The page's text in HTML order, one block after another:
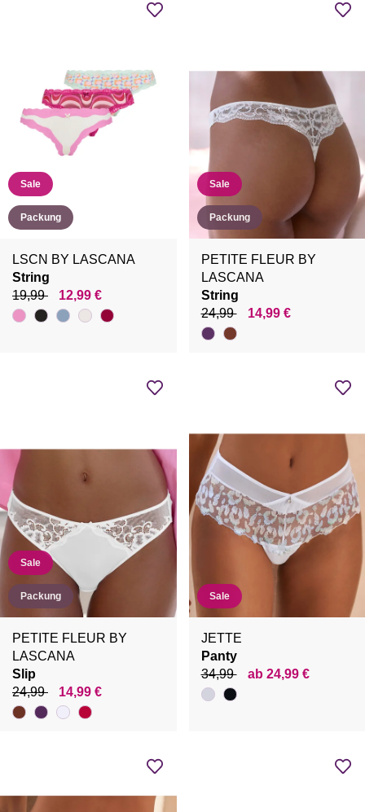
Sale
Packung
LSCN BY LASCANA
String
19,99
12,99 €
Sale
Packung
PETITE FLEUR BY
LASCANA
String
24,99
14,99 €
Sale
Packung
PETITE FLEUR BY
LASCANA
Slip
24,99
14,99 €
Sale
JETTE
Panty
34,99
ab 24,99 €